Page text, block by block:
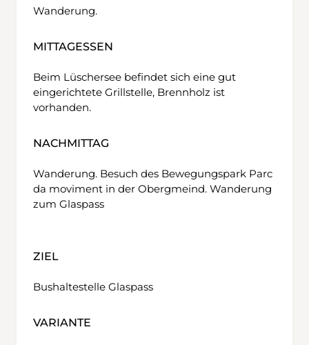
Wanderung.
MITTAGESSEN
Beim Lüschersee befindet sich eine gut
eingerichtete Grillstelle, Brennholz ist
vorhanden.
NACHMITTAG
Wanderung. Besuch des Bewegungspark Parc
da moviment in der Obergmeind. Wanderung
zum Glaspass
ZIEL
Bushaltestelle Glaspass
VARIANTE